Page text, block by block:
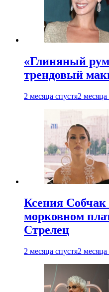
«Глиняный
трендовый
2 месяца спустя2 месяца
Ксения
морковном
Стрелец
2 месяца спустя2 месяца